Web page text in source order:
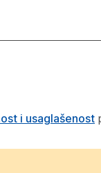
i usaglašenost